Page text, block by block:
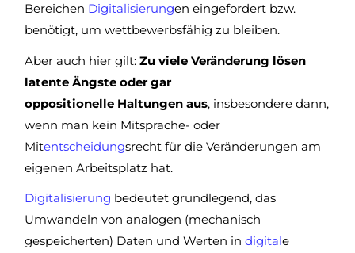
Bereichen Digitalisierungen eingefordert bzw.
benötigt, um wettbewerbsfähig zu bleiben.
Aber auch hier gilt: Zu viele Veränderung lösen
latente Ängste oder gar
oppositionelle Haltungen aus, insbesondere dann,
wenn man kein Mitsprache- oder
Mitentscheidungsrecht für die Veränderungen am
eigenen Arbeitsplatz hat.
Digitalisierung bedeutet grundlegend, das
Umwandeln von analogen (mechanisch
gespeicherten) Daten und Werten in digitale